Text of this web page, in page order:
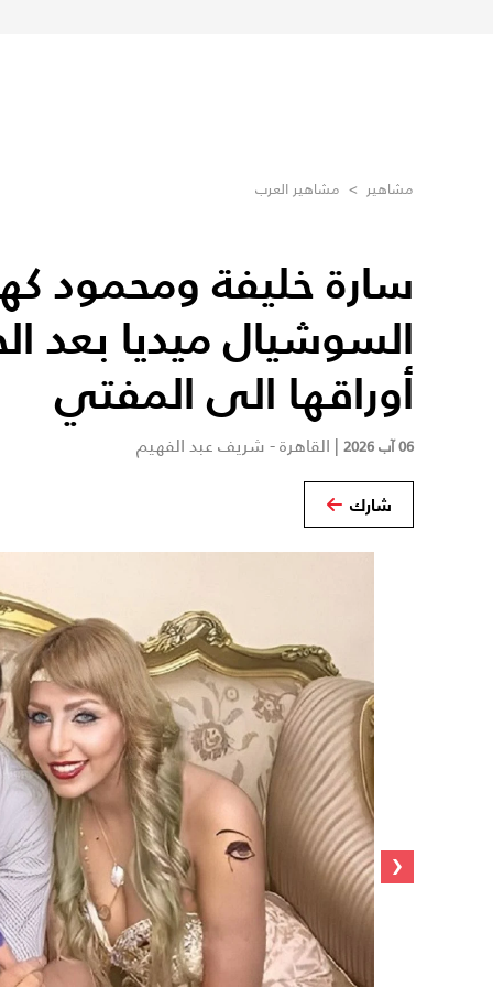
مشاهير > مشاهير العرب
سارة خليفة ومحمود
السوشيال ميديا بعد
أوراقها الى المفتي
06 آب 2026 | القاهرة - شريف عبد الفهيم
شارك
‹